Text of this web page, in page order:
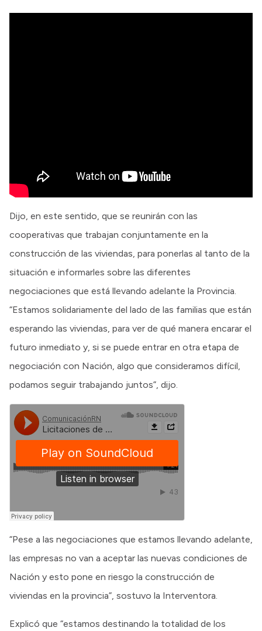
Dijo, en este sentido, que se reunirán con las
cooperativas que trabajan conjuntamente en la
construcción de las viviendas, para ponerlas al tanto de la
situación e informarles sobre las diferentes
negociaciones que está llevando adelante la Provincia.
“Estamos solidariamente del lado de las familias que están
esperando las viviendas, para ver de qué manera encarar el
futuro inmediato y, si se puede entrar en otra etapa de
negociación con Nación, algo que consideramos difícil,
podamos seguir trabajando juntos”, dijo.
“Pese a las negociaciones que estamos llevando adelante,
las empresas no van a aceptar las nuevas condiciones de
Nación y esto pone en riesgo la construcción de
viviendas en la provincia”, sostuvo la Interventora.
Explicó que “estamos destinando la totalidad de los